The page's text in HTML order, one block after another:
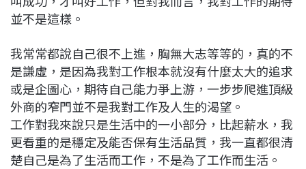
並不是這樣。
我常常都說自己很不上進，胸無大志等等的，真的不
是謙虛，是因為我對工作根本就沒有什麼太大的追求
或是企圖心，期待自己能力爭上游，一步步爬進頂級
外商的窄門並不是我對工作及人生的渴望。
工作對我來說只是生活中的一小部分，比起薪水，我
更看重的是穩定及能否保有生活品質，我一直都很清
楚自己是為了生活而工作，不是為了工作而生活。